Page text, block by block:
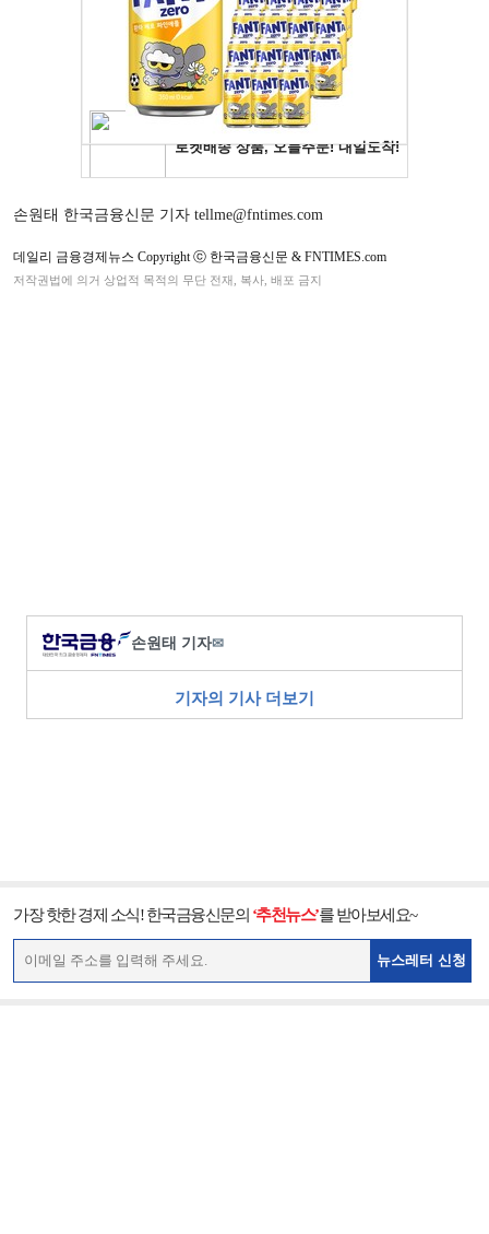
손원태 한국금융신문 기자 tellme@fntimes.com
데일리 금융경제뉴스 Copyright ⓒ 한국금융신문 & FNTIMES.com
저작권법에 의거 상업적 목적의 무단 전재, 복사, 배포 금지
손원태 기자✉
기자의 기사 더보기
가장 핫한 경제 소식! 한국금융신문의 ‘추천뉴스’를 받아보세요~
뉴스레터 신청